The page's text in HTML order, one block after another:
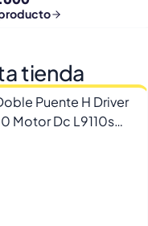
tienda
Puente H Driver
Motor Dc L9110s